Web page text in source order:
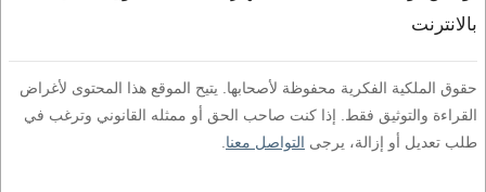
بالانترنت
حقوق الملكية الفكرية محفوظة لأصحابها. يتيح الموقع هذا المحتوى لأغراض
القراءة والتوثيق فقط. إذا كنت صاحب الحق أو ممثله القانوني وترغب في
طلب تعديل أو إزالة، يرجى التواصل معنا